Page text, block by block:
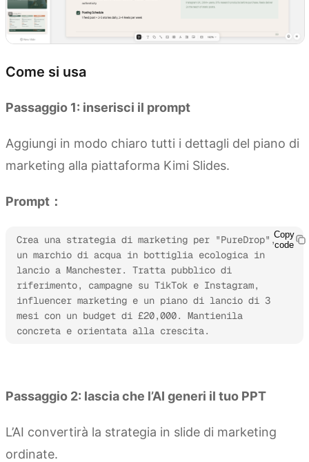
Come si usa
Passaggio 1: inserisci il prompt
Aggiungi in modo chiaro tutti i dettagli del piano di
marketing alla piattaforma Kimi Slides.
Prompt：
Crea una strategia di marketing per "PureDrop",
un marchio di acqua in bottiglia ecologica in
lancio a Manchester. Tratta pubblico di
riferimento, campagne su TikTok e Instagram,
influencer marketing e un piano di lancio di 3
mesi con un budget di £20,000. Mantienila
concreta e orientata alla crescita.
Copy
code
Passaggio 2: lascia che l’AI generi il tuo PPT
L’AI convertirà la strategia in slide di marketing
ordinate.